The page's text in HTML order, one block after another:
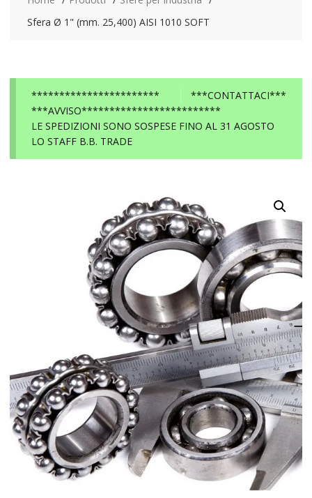
Sfera Ø 1" (mm. 25,400) AISI 1010 SOFT
***CONTATTACI***
***********************
***AVVISO*************************
LE SPEDIZIONI SONO SOSPESE FINO AL 31 AGOSTO
LO STAFF B.B. TRADE